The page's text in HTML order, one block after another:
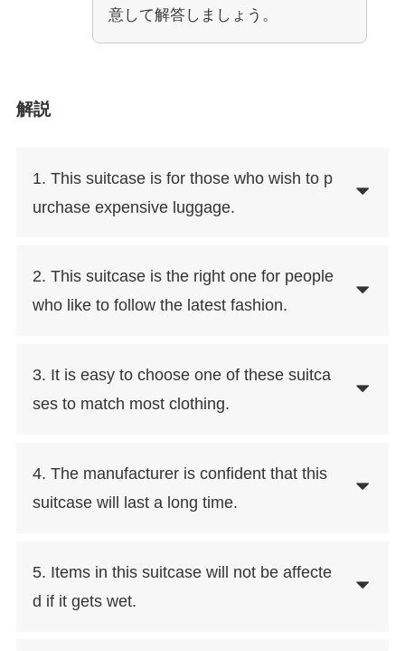
意して解答しましょう。
解説
1. This suitcase is for those who wish to p
urchase expensive luggage.
2. This suitcase is the right one for people
who like to follow the latest fashion.
3. It is easy to choose one of these suitca
ses to match most clothing.
4. The manufacturer is confident that this
suitcase will last a long time.
5. Items in this suitcase will not be affecte
d if it gets wet.